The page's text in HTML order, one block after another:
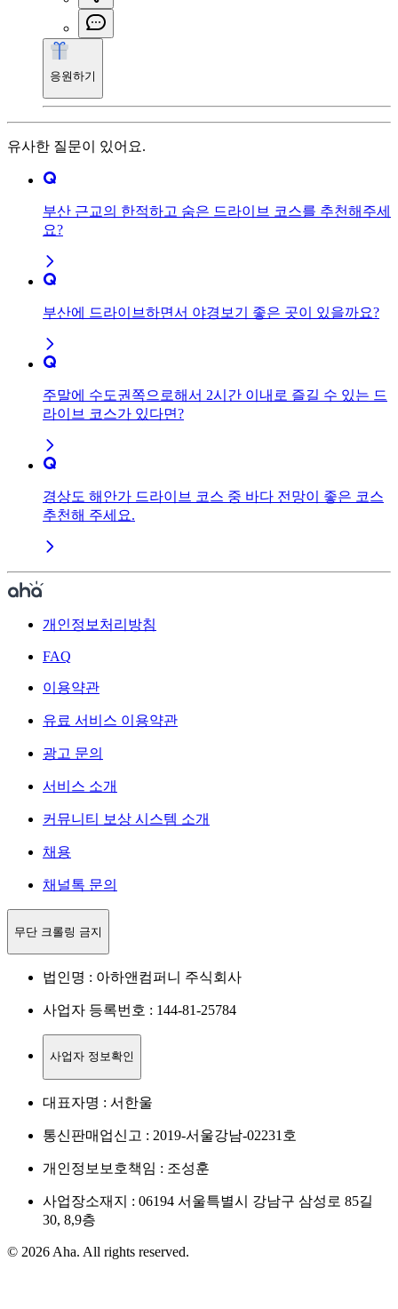
응원하기
유사한 질문이 있어요.
부산 근교의 한적하고 숨은 드라이브 코스를 추천해주세
요?
부산에 드라이브하면서 야경보기 좋은 곳이 있을까요?
주말에 수도권쪽으로해서 2시간 이내로 즐길 수 있는 드
라이브 코스가 있다면?
경상도 해안가 드라이브 코스 중 바다 전망이 좋은 코스
추천해 주세요.
개인정보처리방침
FAQ
이용약관
유료 서비스 이용약관
광고 문의
서비스 소개
커뮤니티 보상 시스템 소개
채용
채널톡 문의
무단 크롤링 금지
법인명 : 아하앤컴퍼니 주식회사
사업자 등록번호 : 144-81-25784
사업자 정보확인
대표자명 : 서한울
통신판매업신고 : 2019-서울강남-02231호
개인정보보호책임 : 조성훈
사업장소재지 : 06194 서울특별시 강남구 삼성로 85길
30, 8,9층
© 2026 Aha. All rights reserved.